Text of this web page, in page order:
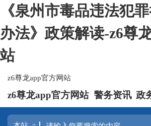
《泉州市毒品违法犯
办法》政策解读-z6尊
站
z6尊龙app官方网站
z6尊龙app官方网站 警务资讯 政